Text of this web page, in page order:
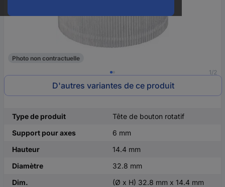
1/2
Photo non contractuelle
D'autres variantes de ce produit
Type de produit
Tête de bouton rotatif
Support pour axes
6 mm
Hauteur
14.4 mm
Diamètre
32.8 mm
Dim.
(Ø x H) 32.8 mm x 14.4 mm